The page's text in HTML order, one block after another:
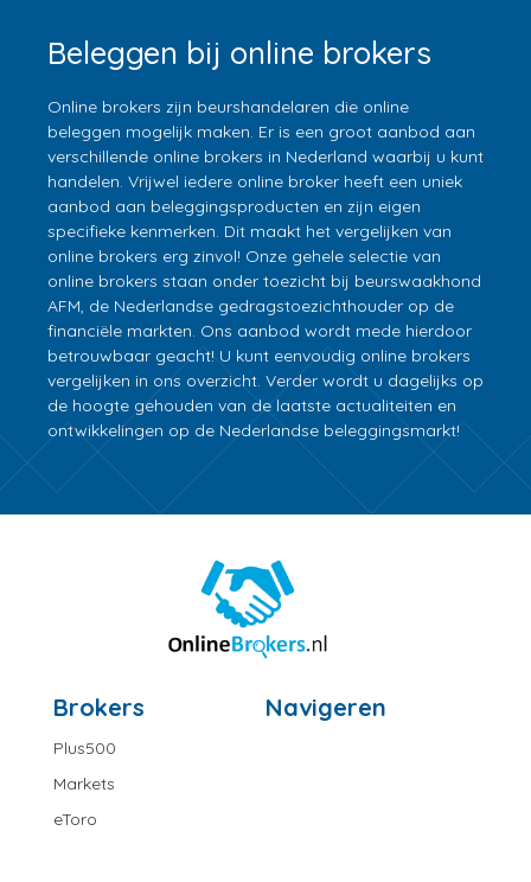
Beleggen bij online brokers
Online brokers zijn beurshandelaren die online
beleggen mogelijk maken. Er is een groot aanbod aan
verschillende online brokers in Nederland waarbij u kunt
handelen. Vrijwel iedere online broker heeft een uniek
aanbod aan beleggingsproducten en zijn eigen
specifieke kenmerken. Dit maakt het vergelijken van
online brokers erg zinvol! Onze gehele selectie van
online brokers staan onder toezicht bij beurswaakhond
AFM, de Nederlandse gedragstoezichthouder op de
financiële markten. Ons aanbod wordt mede hierdoor
betrouwbaar geacht! U kunt eenvoudig online brokers
vergelijken in ons overzicht. Verder wordt u dagelijks op
de hoogte gehouden van de laatste actualiteiten en
ontwikkelingen op de Nederlandse beleggingsmarkt!
Brokers
Plus500
Markets
eToro
Navigeren